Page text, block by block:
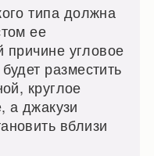
типа должна
ее
угловое
разместить
круглое
а джакузи
вблизи